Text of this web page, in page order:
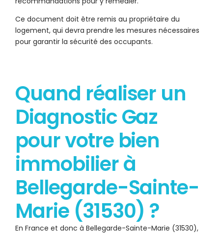
Ce document doit être remis au propriétaire du
logement, qui devra prendre les mesures nécessaires
pour garantir la sécurité des occupants.
Quand réaliser un
Diagnostic Gaz
pour votre bien
immobilier à
Bellegarde-Sainte-
Marie (31530) ?
En France et donc à Bellegarde-Sainte-Marie (31530),